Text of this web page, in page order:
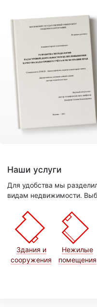
Наши услуги
Для удобства мы
видам недвижимости.
Здания и
сооружения
Нежилые
помещения